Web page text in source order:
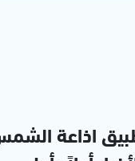
اذاعة